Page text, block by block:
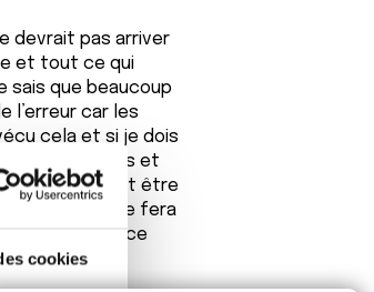
cookies
devrait pas arriver
et tout ce qui
sais que beaucoup
l’erreur car les
cela et si je dois
de 6 mois et
que peut être
qui me fera
soutien sur ce